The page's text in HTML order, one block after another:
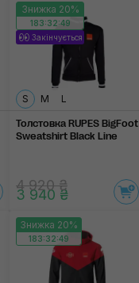
Знижка 20%
183:32:48
Закінчується
S M L
Толстовка RUPES BigFoot
Sweatshirt Black Line
4 920 ₴
3 940 ₴
Знижка 20%
183:32:48